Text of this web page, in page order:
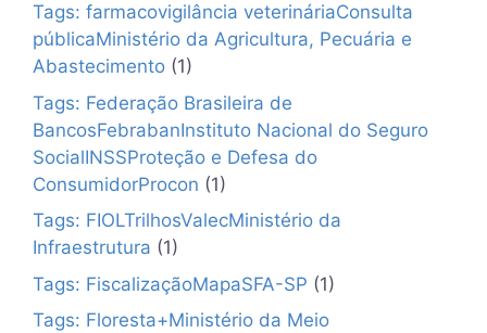
Tags: farmacovigilância veterináriaConsulta
públicaMinistério da Agricultura, Pecuária e
Abastecimento (1)
Tags: Federação Brasileira de
BancosFebrabanInstituto Nacional do Seguro
SocialINSSProteção e Defesa do
ConsumidorProcon (1)
Tags: FIOLTrilhosValecMinistério da
Infraestrutura (1)
Tags: FiscalizaçãoMapaSFA-SP (1)
Tags: Floresta+Ministério da Meio